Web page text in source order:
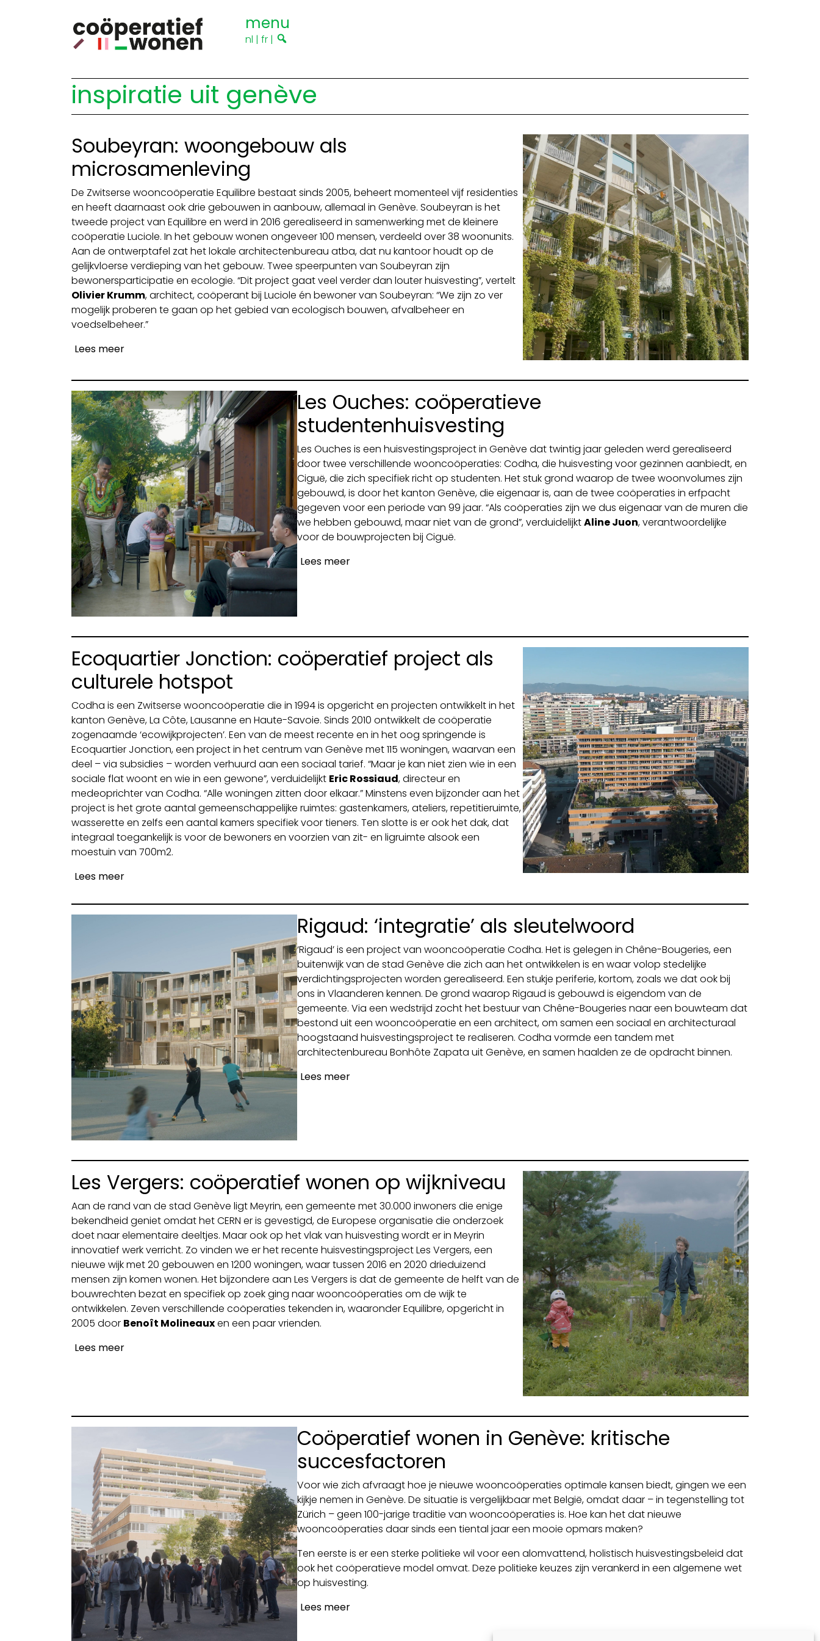
menu
nl | fr |
inspiratie uit genève
Soubeyran: woongebouw als
microsamenleving
De Zwitserse wooncoöperatie Equilibre bestaat sinds 2005, beheert momenteel vijf residenties
en heeft daarnaast ook drie gebouwen in aanbouw, allemaal in Genève. Soubeyran is het
tweede project van Equilibre en werd in 2016 gerealiseerd in samenwerking met de kleinere
coöperatie Luciole. In het gebouw wonen ongeveer 100 mensen, verdeeld over 38 woonunits.
Aan de ontwerptafel zat het lokale architectenbureau atba, dat nu kantoor houdt op de
gelijkvloerse verdieping van het gebouw. Twee speerpunten van Soubeyran zijn
bewonersparticipatie en ecologie. “Dit project gaat veel verder dan louter huisvesting”, vertelt
Olivier Krumm, architect, coöperant bij Luciole én bewoner van Soubeyran: “We zijn zo ver
mogelijk proberen te gaan op het gebied van ecologisch bouwen, afvalbeheer en
voedselbeheer.”
Lees meer
Les Ouches: coöperatieve
studentenhuisvesting
Les Ouches is een huisvestingsproject in Genève dat twintig jaar geleden werd gerealiseerd
door twee verschillende wooncoöperaties: Codha, die huisvesting voor gezinnen aanbiedt, en
Ciguë, die zich specifiek richt op studenten. Het stuk grond waarop de twee woonvolumes zijn
gebouwd, is door het kanton Genève, die eigenaar is, aan de twee coöperaties in erfpacht
gegeven voor een periode van 99 jaar. “Als coöperaties zijn we dus eigenaar van de muren die
we hebben gebouwd, maar niet van de grond”, verduidelijktAline Juon, verantwoordelijke
voor de bouwprojecten bij Ciguë.
Lees meer
Ecoquartier Jonction: coöperatief project als
culturele hotspot
Codha is een Zwitserse wooncoöperatie die in 1994 is opgericht en projecten ontwikkelt in het
kanton Genève, La Côte, Lausanne en Haute-Savoie. Sinds 2010 ontwikkelt de coöperatie
zogenaamde ‘ecowijkprojecten’. Een van de meest recente en in het oog springende is
Ecoquartier Jonction, een project in het centrum van Genève met 115 woningen, waarvan een
deel – via subsidies – worden verhuurd aan een sociaal tarief. “Maar je kan niet zien wie in een
sociale flat woont en wie in een gewone”, verduidelijkt Eric Rossiaud, directeur en
medeoprichter van Codha. “Alle woningen zitten door elkaar.” Minstens even bijzonder aan het
project is het grote aantal gemeenschappelijke ruimtes: gastenkamers, ateliers, repetitieruimte,
wasserette en zelfs een aantal kamers specifiek voor tieners. Ten slotte is er ook het dak, dat
integraal toegankelijk is voor de bewoners en voorzien van zit- en ligruimte alsook een
moestuin van 700m2.
Lees meer
Rigaud: ‘integratie’ als sleutelwoord
‘Rigaud’ is een project van wooncoöperatie Codha. Het is gelegen in Chêne-Bougeries, een
buitenwijk van de stad Genève die zich aan het ontwikkelen is en waar volop stedelijke
verdichtingsprojecten worden gerealiseerd. Een stukje periferie, kortom, zoals we dat ook bij
ons in Vlaanderen kennen. De grond waarop Rigaud is gebouwd is eigendom van de
gemeente. Via een wedstrijd zocht het bestuur van Chêne-Bougeries naar een bouwteam dat
bestond uit een wooncoöperatie en een architect, om samen een sociaal en architecturaal
hoogstaand huisvestingsproject te realiseren. Codha vormde een tandem met
architectenbureau Bonhôte Zapata uit Genève, en samen haalden ze de opdracht binnen.
Lees meer
Les Vergers: coöperatief wonen op wijkniveau
Aan de rand van de stad Genève ligt Meyrin, een gemeente met 30.000 inwoners die enige
bekendheid geniet omdat het CERN er is gevestigd, de Europese organisatie die onderzoek
doet naar elementaire deeltjes. Maar ook op het vlak van huisvesting wordt er in Meyrin
innovatief werk verricht. Zo vinden we er het recente huisvestingsproject Les Vergers, een
nieuwe wijk met 20 gebouwen en 1200 woningen, waar tussen 2016 en 2020 drieduizend
mensen zijn komen wonen. Het bijzondere aan Les Vergers is dat de gemeente de helft van de
bouwrechten bezat en specifiek op zoek ging naar wooncoöperaties om de wijk te
ontwikkelen. Zeven verschillende coöperaties tekenden in, waaronder Equilibre, opgericht in
2005 door Benoît Molineauxen een paar vrienden.
Lees meer
Coöperatief wonen in Genève: kritische
succesfactoren
Voor wie zich afvraagt hoe je nieuwe wooncoöperaties optimale kansen biedt, gingen we een
kijkje nemen in Genève. De situatie is vergelijkbaar met België, omdat daar – in tegenstelling tot
Zürich – geen 100-jarige traditie van wooncoöperaties is. Hoe kan het dat nieuwe
wooncoöperaties daar sinds een tiental jaar een mooie opmars maken?
Ten eerste is er een sterke politieke wil voor een alomvattend, holistisch huisvestingsbeleid dat
ook het coöperatieve model omvat. Deze politieke keuzes zijn verankerd in een algemene wet
op huisvesting.
Lees meer